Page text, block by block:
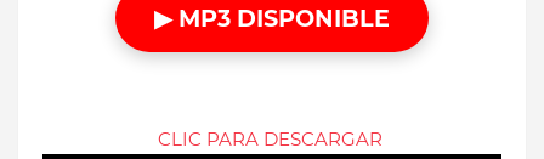
▶ MP3 DISPONIBLE
CLIC PARA DESCARGAR